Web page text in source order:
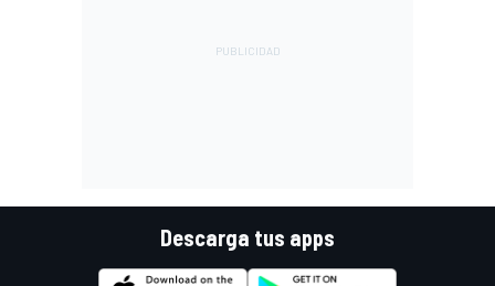
Descarga tus apps